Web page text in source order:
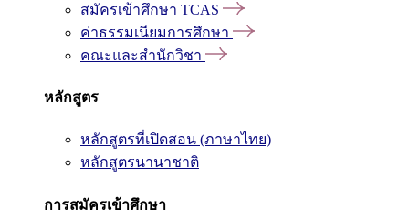
สมัครเข้าศึกษา TCAS
ค่าธรรมเนียมการศึกษา
คณะและสำนักวิชา
หลักสูตร
หลักสูตรที่เปิดสอน (ภาษาไทย)
หลักสูตรนานาชาติ
การสมัครเข้าศึกษา